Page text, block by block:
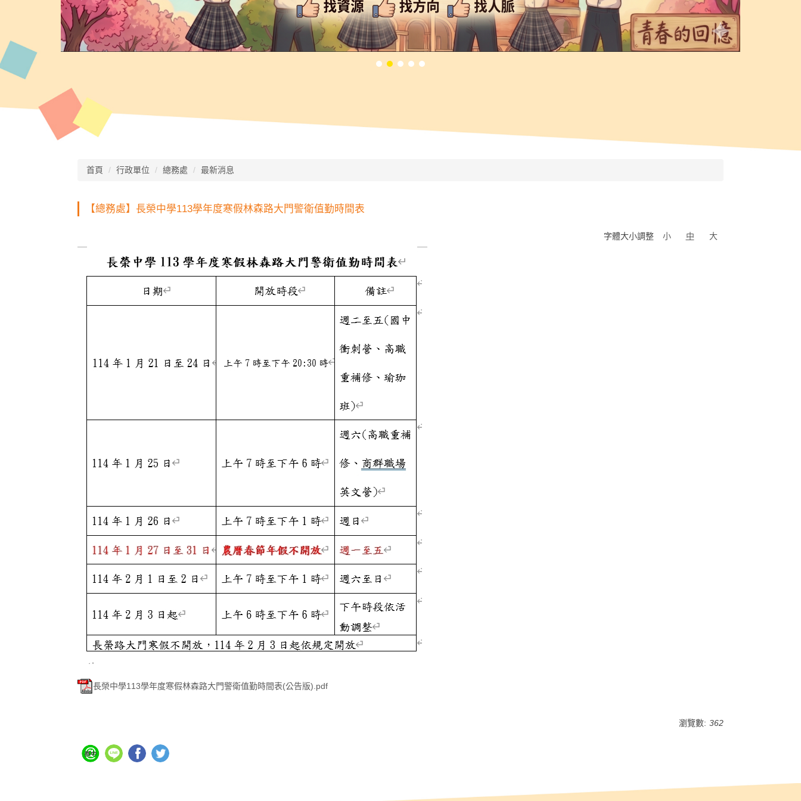
首頁 行政單位 總務處 最新消息
【總務處】長榮中學113學年度寒假林森路大門警衛值勤時間表
字體大小調整 小 中 大
長榮中學113學年度寒假林森路大門警衛值勤時間表(公告版).pdf
瀏覽數: 362